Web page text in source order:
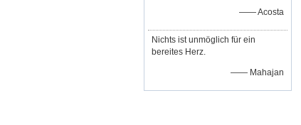
—— Acosta
Nichts ist unmöglich für ein
bereites Herz.
—— Mahajan